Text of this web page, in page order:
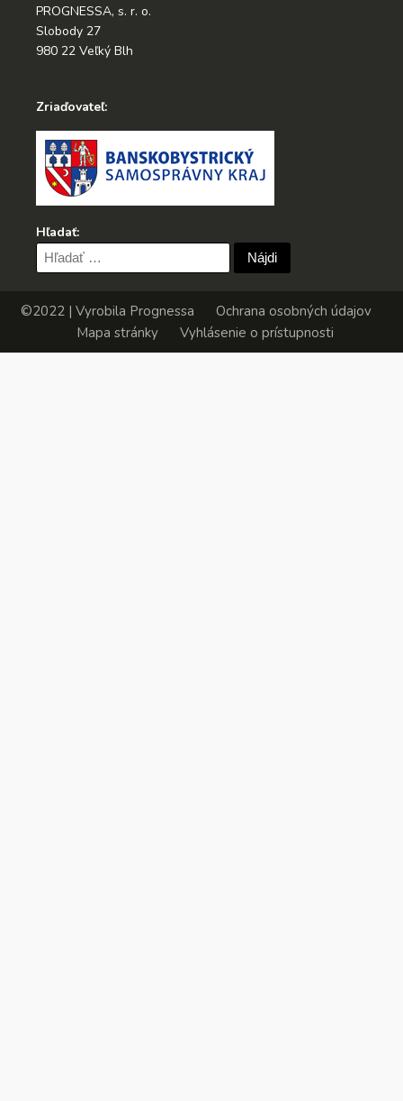
PROGNESSA, s. r. o.
Slobody 27
980 22 Veľký Blh
Zriaďovateľ:
Hľadať:
Hľadať:
©2022 | Vyrobila Prognessa
Ochrana osobných údajov
Mapa stránky
Vyhlásenie o prístupnosti